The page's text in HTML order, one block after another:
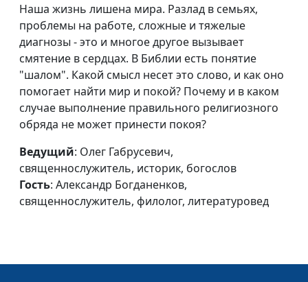
Евангелие - добрая
весть о чем?
Олег Габрусевич,
священнослужитель,
историк, богослов,
Александр Богданенков,
священнослужитель,
филолог, литературовед
Очевидное-
числе 666
Олег Габрусевич,
историк, богослов,
Александр Богданенков,
священнослужитель,
филолог, литературовед
филолог, литературовед,
Наша жизнь лишена мира. Разлад в семьях,
проблемы на работе, сложные и тяжелые
диагнозы - это и многое другое вызывает
смятение в сердцах. В Библии есть понятие
"шалом". Какой смысл несет это слово, и как оно
помогает найти мир и покой? Почему и в каком
случае выполнение правильного религиозного
обряда не может принести покоя?
Ведущий: Олег Габрусевич,
священнослужитель, историк, богослов
Гость: Александр Богданенков,
священнослужитель, филолог, литературовед